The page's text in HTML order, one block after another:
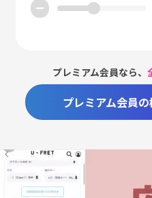
ー
プレミアム会員なら、
プレミアム会員